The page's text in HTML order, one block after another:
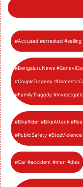
#Accused #arrested #selling
#BengaluruNews
#CoupleTragedy
#FamilyTragedy
#BikeRider #BikeAttack
#PublicSafety
#Car #accident #man #dies